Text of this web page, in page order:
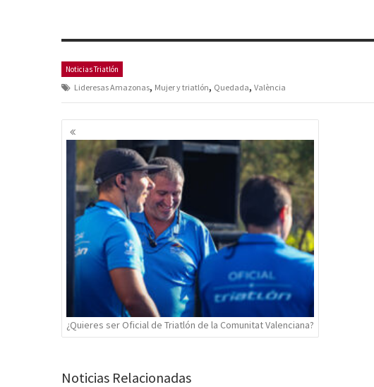
Noticias Triatlón
Lideresas Amazonas, Mujer y triatlón, Quedada, València
Navegación
de
entradas
¿Quieres ser Oficial de Triatlón de la Comunitat Valenciana?
Noticias Relacionadas